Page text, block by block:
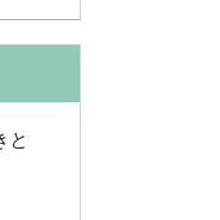
と